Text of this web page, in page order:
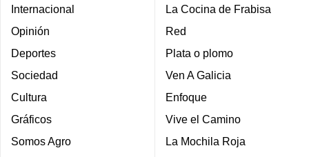
Internacional
Opinión
Deportes
Sociedad
Cultura
Gráficos
Somos Agro
La Cocina de Frabisa
Red
Plata o plomo
Ven A Galicia
Enfoque
Vive el Camino
La Mochila Roja